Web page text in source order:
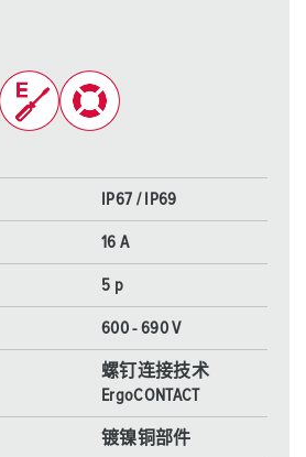
IP67 / IP69
16 A
5 p
600 - 690 V
螺钉连接技术
ErgoCONTACT
镀镍铜部件